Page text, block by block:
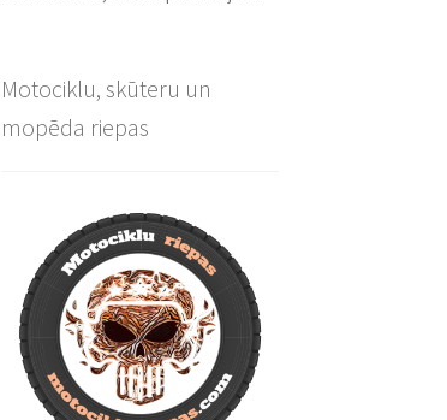
Motociklu, skūteru un
mopēda riepas